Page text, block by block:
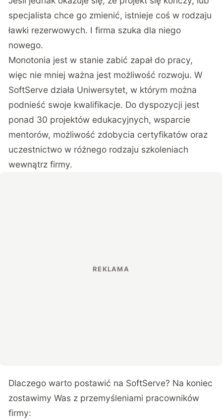
specjalista chce go zmienić, istnieje coś w rodzaju
ławki rezerwowych. I firma szuka dla niego
nowego.
Monotonia jest w stanie zabić zapał do pracy,
więc nie mniej ważna jest możliwość rozwoju. W
SoftServe działa Uniwersytet, w którym można
podnieść swoje kwalifikacje. Do dyspozycji jest
ponad 30 projektów edukacyjnych, wsparcie
mentorów, możliwość zdobycia certyfikatów oraz
uczestnictwo w różnego rodzaju szkoleniach
wewnątrz firmy.
Dlaczego warto postawić na SoftServe? Na koniec
zostawimy Was z przemyśleniami pracowników
firmy: